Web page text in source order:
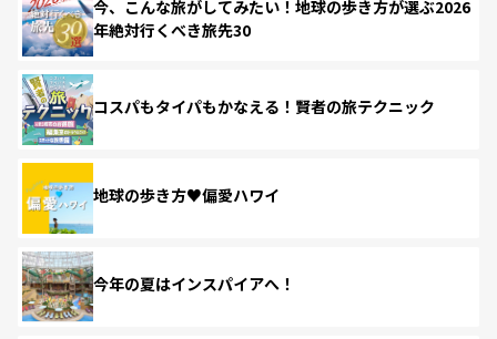
今、こんな旅がしてみたい！地球の歩き方が選ぶ2026
年絶対行くべき旅先30
コスパもタイパもかなえる！賢者の旅テクニック
地球の歩き方♥偏愛ハワイ
今年の夏はインスパイアへ！